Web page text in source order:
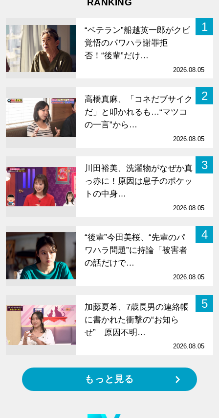
RANKING
1
“ベテラン”船越英一郎がクビ
覚悟のパワハラ謝罪拒
否！“後輩”だけ…
2026.08.05
2
高橋真麻、「コネだブサイク
だ」と叩かれるも…“マツコ
の一言”から…
2026.08.05
3
川田裕美、洗濯物がなぜか真
っ赤に！原因は息子のポケッ
トの中身…
2026.08.05
4
“後輩”今田美桜、“先輩のパ
ワハラ問題”に持論「被害者
の話だけで…
2026.08.05
5
加藤夏希、7歳長男の連絡帳
に書かれた衝撃の“お知ら
せ” 原因不明…
2026.08.05
もっと見る